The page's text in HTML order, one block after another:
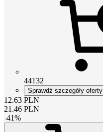
44132
Sprawdź szczegóły oferty
12.63 PLN
21.46 PLN
-41%